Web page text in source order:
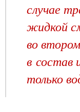
случае
жидкой
во
в состав
только